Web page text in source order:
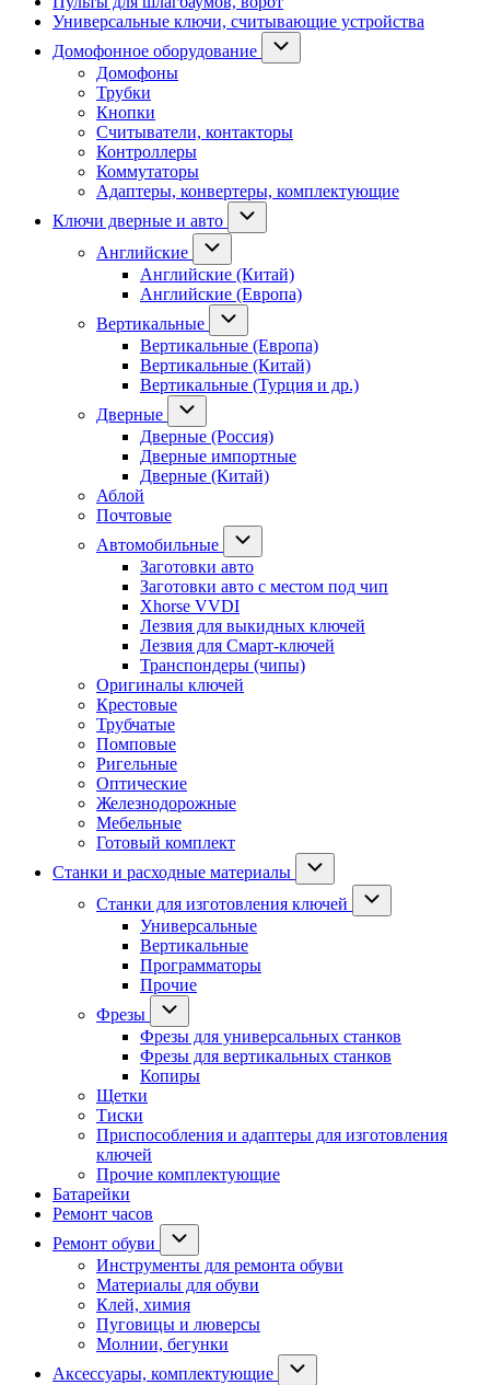
Универсальные ключи, считывающие устройства
Домофонное оборудование
Домофоны
Трубки
Кнопки
Считыватели, контакторы
Контроллеры
Коммутаторы
Адаптеры, конвертеры, комплектующие
Ключи дверные и авто
Английские
Английские (Китай)
Английские (Европа)
Вертикальные
Вертикальные (Европа)
Вертикальные (Китай)
Вертикальные (Турция и др.)
Дверные
Дверные (Россия)
Дверные импортные
Дверные (Китай)
Аблой
Почтовые
Автомобильные
Заготовки авто
Заготовки авто с местом под чип
Xhorse VVDI
Лезвия для выкидных ключей
Лезвия для Смарт-ключей
Транспондеры (чипы)
Оригиналы ключей
Крестовые
Трубчатые
Помповые
Ригельные
Оптические
Железнодорожные
Мебельные
Готовый комплект
Станки и расходные материалы
Станки для изготовления ключей
Универсальные
Вертикальные
Программаторы
Прочие
Фрезы
Фрезы для универсальных станков
Фрезы для вертикальных станков
Копиры
Щетки
Тиски
Приспособления и адаптеры для изготовления
ключей
Прочие комплектующие
Батарейки
Ремонт часов
Ремонт обуви
Инструменты для ремонта обуви
Материалы для обуви
Клей, химия
Пуговицы и люверсы
Молнии, бегунки
Аксессуары, комплектующие